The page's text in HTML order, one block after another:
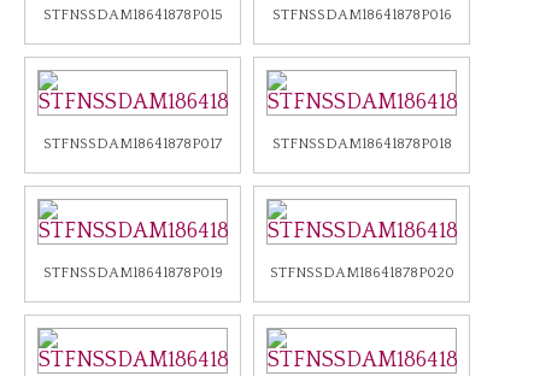
STFNSSDAM18641878P015 STFNSSDAM18641878P016
STFNSSDAM18641878P017 STFNSSDAM18641878P018
STFNSSDAM18641878P019 STFNSSDAM18641878P020